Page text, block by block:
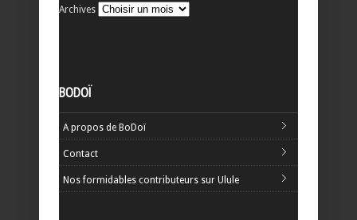
Archives
BODOÏ
A propos de BoDoï
Contact
Nos formidables contributeurs sur Ulule